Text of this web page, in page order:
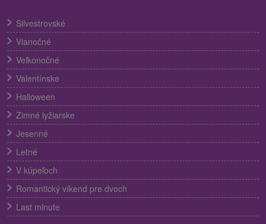
Silvestrovské
Vianočné
Veľkonočné
Valentínske
Halloween
Zimné lyžiarske
Jesenné
Letné
V kúpeľoch
Romantický víkend pre dvoch
Last minute